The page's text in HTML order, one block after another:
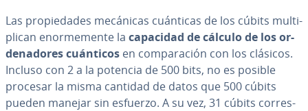
Las pro­pie­da­des mecánicas cuánticas de los cúbits mu­l­ti­
pli­can eno­r­me­me­n­te la capacidad de cálculo de los or­
de­na­do­res cuánticos en co­m­pa­ra­ción con los clásicos.
Incluso con 2 a la potencia de 500 bits, no es posible
procesar la misma cantidad de datos que 500 cúbits
pueden manejar sin esfuerzo. A su vez, 31 cúbits co­rre­s­